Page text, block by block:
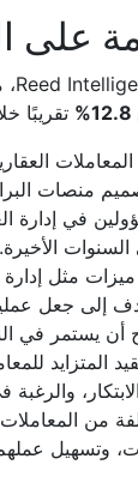
على
تقريبًا
منصات
في إدارة
السنوات
مثل إدارة
إلى جعل
أن يستمر في
المتزايد
من
وتسهيل